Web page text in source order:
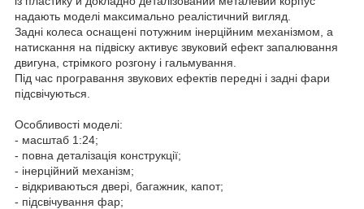
надають моделі максимально реалістичний вигляд.
Задні колеса оснащені потужним інерційним механізмом, а
натискання на підвіску активує звуковий ефект запалювання
двигуна, стрімкого розгону і гальмування.
Під час програвання звукових ефектів передні і задні фари
підсвічуються.
Особливості моделі:
- масштаб 1:24;
- повна деталізація конструкції;
- інерційний механізм;
- відкриваються двері, багажник, капот;
- підсвічування фар;